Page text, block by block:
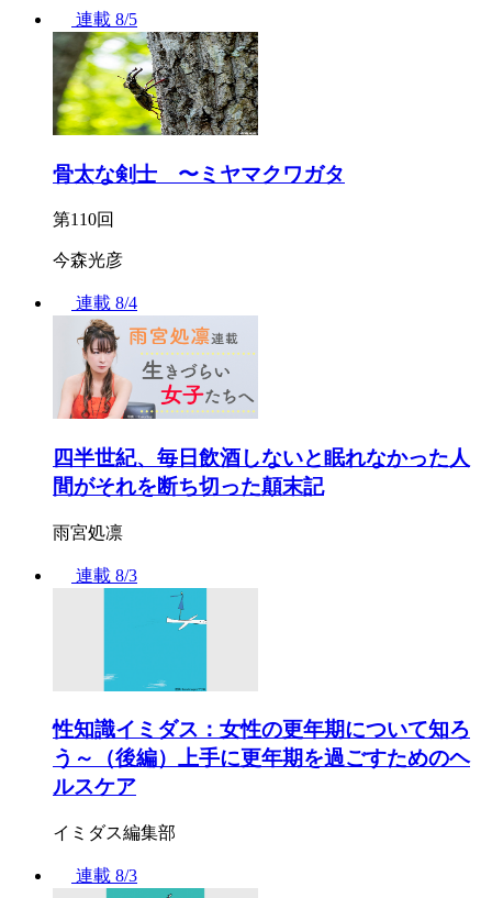
連載 8/5
骨太な剣士 〜ミヤマクワガタ
第110回
今森光彦
連載 8/4
四半世紀、毎日飲酒しないと眠れなかった人
間がそれを断ち切った顛末記
雨宮処凛
連載 8/3
性知識イミダス：女性の更年期について知ろ
う～（後編）上手に更年期を過ごすためのヘ
ルスケア
イミダス編集部
連載 8/3